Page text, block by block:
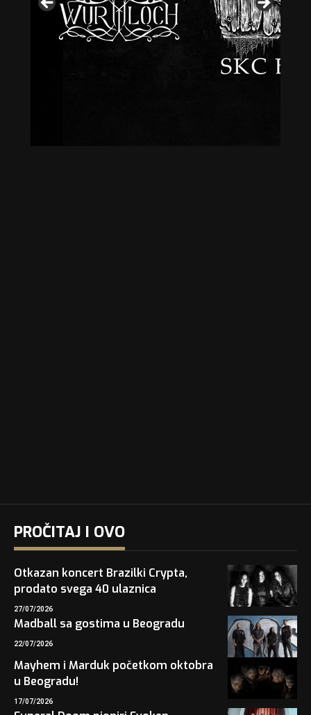
PROČITAJ I OVO
Otkazan koncert Brazilki Crypta,
prodato svega 40 ulaznica
27/07/2026
Madball sa gostima u Beogradu
22/07/2026
Mayhem i Marduk početkom oktobra
u Beogradu!
17/07/2026